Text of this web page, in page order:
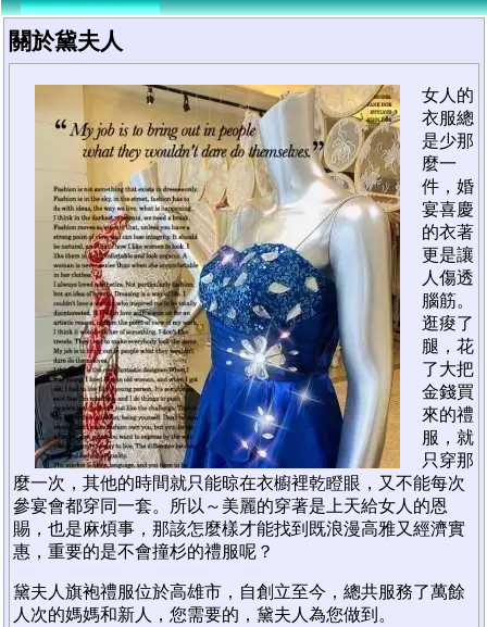
關於黛夫人
女人的
衣服總
是少那
麼一
件，婚
宴喜慶
的衣著
更是讓
人傷透
腦筋。
逛痠了
腿，花
了大把
金錢買
來的禮
服，就
只穿那
麼一次，其他的時間就只能晾在衣櫥裡乾瞪眼，又不能每次
參宴會都穿同一套。所以～美麗的穿著是上天給女人的恩
賜，也是麻煩事，那該怎麼樣才能找到既浪漫高雅又經濟實
惠，重要的是不會撞杉的禮服呢？
黛夫人旗袍禮服位於高雄市，自創立至今，總共服務了萬餘
人次的媽媽和新人，您需要的，黛夫人為您做到。